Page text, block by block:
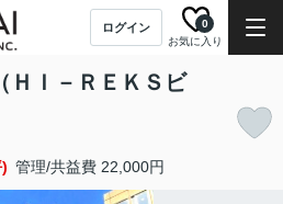
ログイン
お気に入り
0
ＨＩ－ＲＥＫＳビ
管理/共益費 22,000円